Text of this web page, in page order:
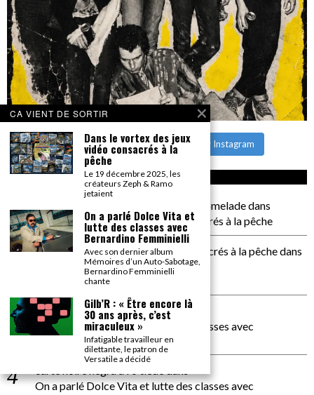
CHARGER PLUS Suivre sur Instagram
CA COMMENTE SEC
il a pas de genoux Messi comme P comeladedans
Dans le vortex des jeux vidéo consacrés à la pêche
Dans le vortex des jeux vidéos consacrés à la pêchedans
PACÔME THIELLEMENT
La séance d’Hip Gnose
La Patrie
dans
On a parlé Dolce Vita et lutte des classes avec
Bernardino Femminielli
On a parlé Dolce Vita et lutte des classes avec
CA VIENT DE SORTIR
Dans le vortex des jeux
vidéo consacrés à la
pêche
Le 19 décembre 2025, les
créateurs Zeph & Ramo
jetaient
On a parlé Dolce Vita et
lutte des classes avec
Bernardino Femminielli
Avec son dernier album
Mémoires d’un Auto-Sabotage,
Bernardino Femminielli
chante
Gilb’R : « Être encore là
30 ans après, c’est
miraculeux »
Infatigable travailleur en
dilettante, le patron de
Versatile a décidé